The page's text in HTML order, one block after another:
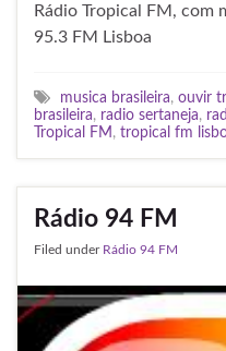
Rádio Tropical FM, com
95.3 FM Lisboa
musica brasileira, ouvir
brasileira, radio sertaneja,
Tropical FM , tropical fm
Rádio 94 FM
Filed under Rádio 94 FM